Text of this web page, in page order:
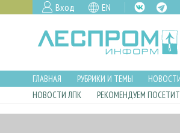
Вход EN
ГЛАВНАЯ РУБРИКИ И ТЕМЫ
НОВОСТИ ЛПК
РЕКОМЕНДУЕМ